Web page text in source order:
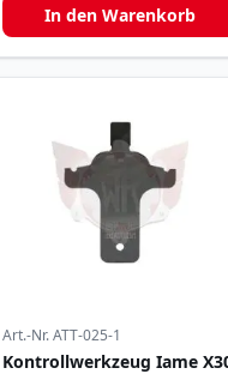
In den Warenkorb
Art.-Nr.ATT-025-1
Kontrollwerkzeug Iame